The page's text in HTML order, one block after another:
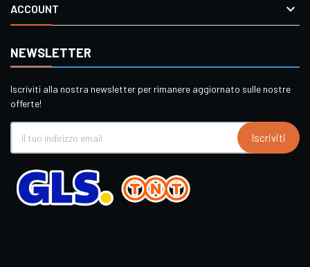
ACCOUNT 
NEWSLETTER
Iscriviti alla nostra newsletter per rimanere aggiornato sulle nostre
offerte!
Iscriviti